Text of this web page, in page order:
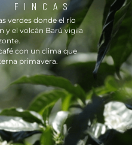
FINCAS
verdes donde el río
y el volcán Barú vigila
con un clima que
primavera.